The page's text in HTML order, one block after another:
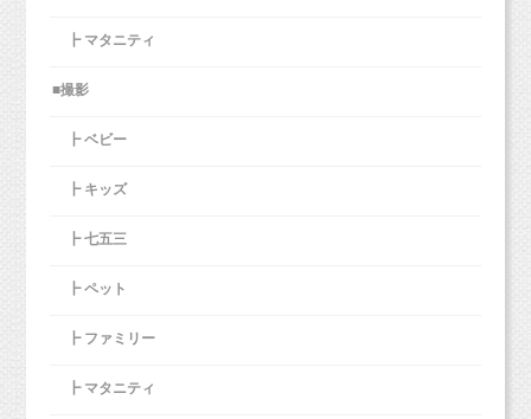
ご家族撮影もしっかり！
七五三撮影では「
これはですね・・・
【妹ちゃんハーフバースデー】
ベビーちゃん1人や、お姉ちゃん1人のお写真、もちろんご家族や
┣ マタニティ
■撮影
┣ ベビー
┣ キッズ
┣ 七五三
┣ ペット
┣ ファミリー
┣ マタニティ